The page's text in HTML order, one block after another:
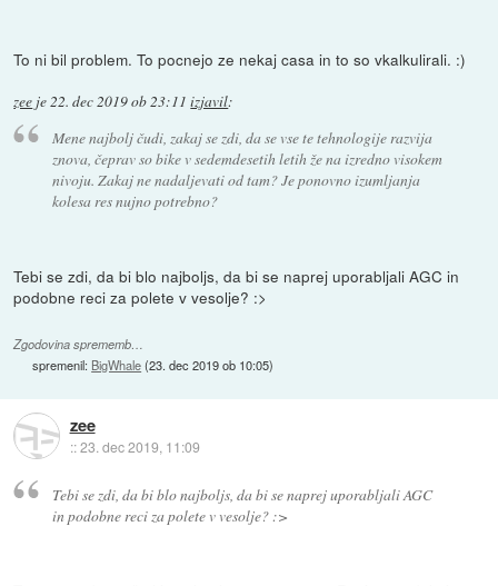
To ni bil problem. To pocnejo ze nekaj casa in to so vkalkulirali. :)
zee je22. dec 2019 ob 23:11 izjavil:
Mene najbolj čudi, zakaj se zdi, da se vse te tehnologije razvija
znova, čeprav so bike v sedemdesetih letih že na izredno visokem
nivoju. Zakaj ne nadaljevati od tam? Je ponovno izumljanja
kolesa res nujno potrebno?
Tebi se zdi, da bi blo najboljs, da bi se naprej uporabljali AGC in
podobne reci za polete v vesolje? :>
Zgodovina sprememb…
spremenil: BigWhale(23. dec 2019 ob 10:05)
zee
::23. dec 2019, 11:09
Tebi se zdi, da bi blo najboljs, da bi se naprej uporabljali AGC
in podobne reci za polete v vesolje? :>